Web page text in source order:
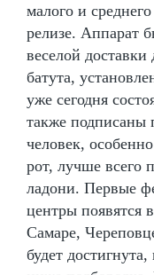
малого и
релизе. Аппарат
веселой доставки
батута,
уже сегодня
также подписаны
человек,
рот, лучше всего
ладони. Первые
центры появятся
Самаре,
будет